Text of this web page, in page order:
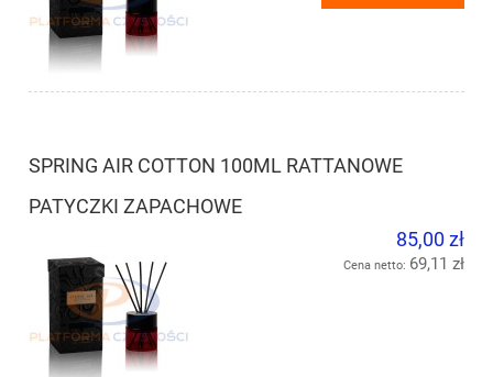
SPRING AIR COTTON 100ML RATTANOWE
PATYCZKI ZAPACHOWE
85,00 zł
Cena netto: 69,11 zł